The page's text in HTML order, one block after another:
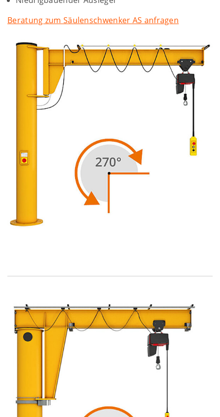
Beratung zum Säulenschwenker AS anfragen